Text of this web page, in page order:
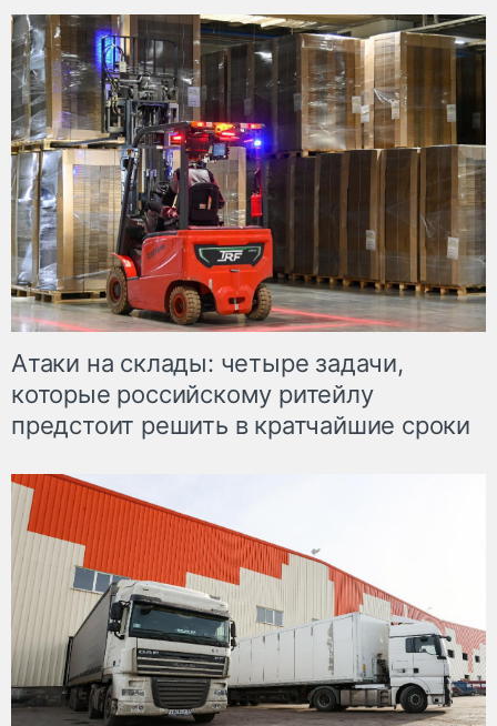
Атаки на склады: четыре задачи,
которые российскому ритейлу
предстоит решить в кратчайшие сроки